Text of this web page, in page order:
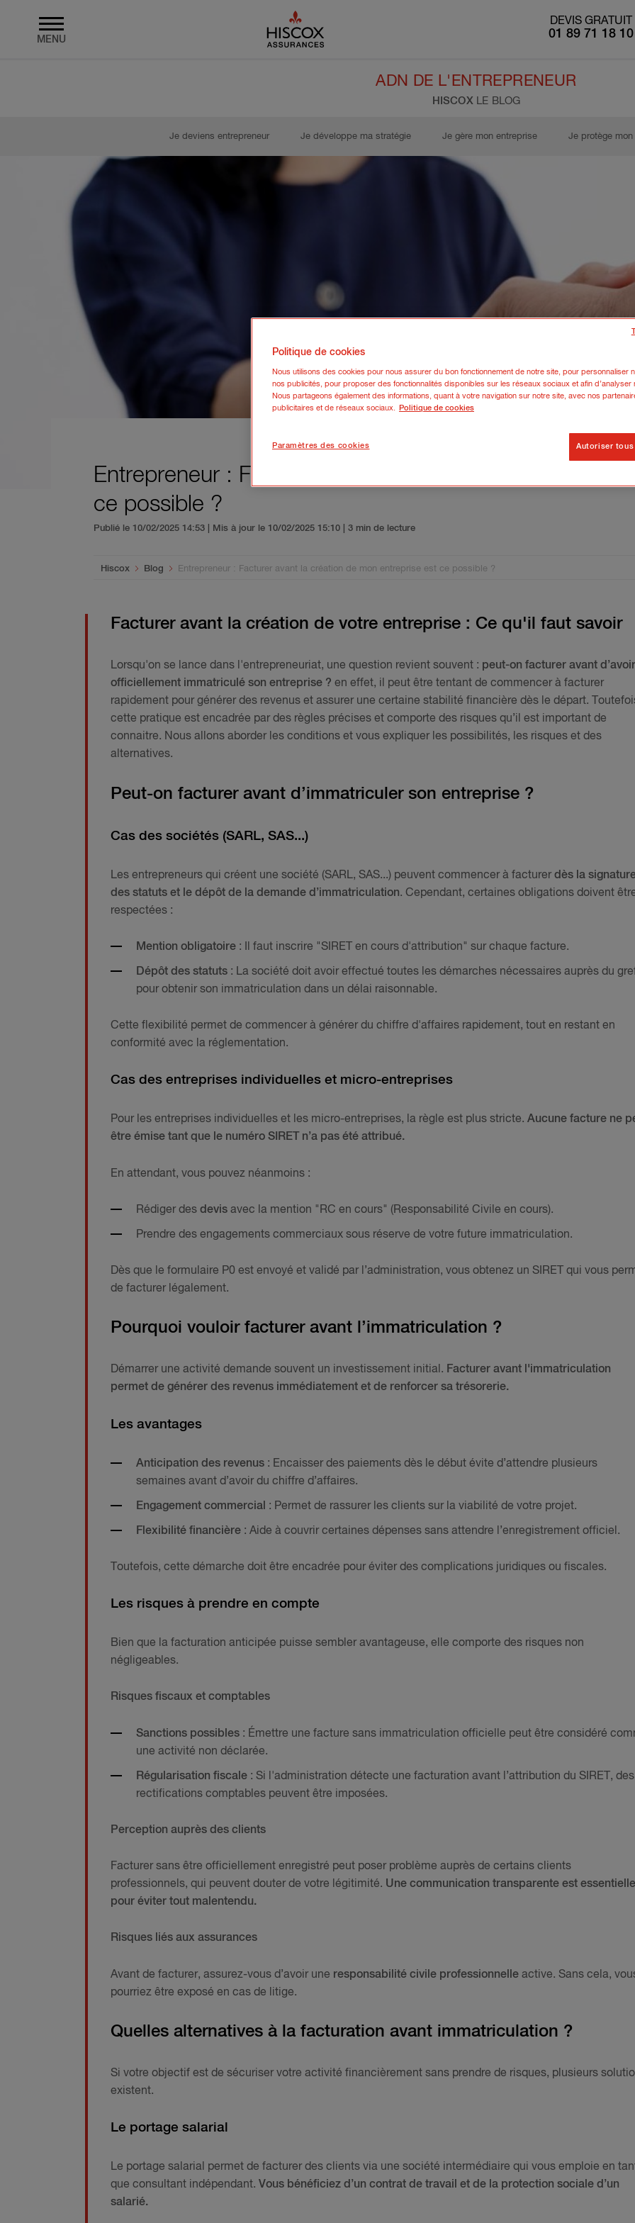
MENU
DEVIS GRATUIT
01 89 71 18 10
ADN DE L'ENTREPRENEUR
HISCOX LE BLOG
Je deviens entrepreneur Je développe ma stratégie Je gère mon entreprise Je protège
Entrepreneur : Facturer avant la création de mon
ce possible ?
Publié le 10/02/2025 14:53 | Mis à jour le 10/02/2025 15:10 | 3 min de lecture
You are here:
Hiscox Blog Entrepreneur : Facturer avant la création de mon entreprise est ce possible ?
Facturer avant la création de votre entreprise : Ce qu'il faut savoir
Lorsqu'on se lance dans l'entrepreneuriat, une question revient souvent : peut-on facturer avant d’avoir
officiellement immatriculé son entreprise ? en effet, il peut être tentant de commencer à facturer
rapidement pour générer des revenus et assurer une certaine stabilité financière dès le départ.
cette pratique est encadrée par des règles précises et comporte des risques qu’il est important de
connaitre. Nous allons aborder les conditions et vous expliquer les possibilités, les risques et des
alternatives.
Peut-on facturer avant d’immatriculer son entreprise ?
Cas des sociétés (SARL, SAS...)
Les entrepreneurs qui créent une société (SARL, SAS...) peuvent commencer à facturerdès la
des statuts et le dépôt de la demande d’immatriculation. Cependant, certaines obligations doivent
respectées :
Mention obligatoire : Il faut inscrire "SIRET en cours d'attribution" sur chaque facture.
Dépôt des statuts : La société doit avoir effectué toutes les démarches nécessaires auprès du
pour obtenir son immatriculation dans un délai raisonnable.
Cette flexibilité permet de commencer à générer du chiffre d'affaires rapidement, tout en restant en
conformité avec la réglementation.
Cas des entreprises individuelles et micro-entreprises
Pour les entreprises individuelles et les micro-entreprises, la règle est plus stricte. Aucune facture ne
être émise tant que le numéro SIRET n’a pas été attribué.
En attendant, vous pouvez néanmoins :
Rédiger des devis avec la mention "RC en cours" (Responsabilité Civile en cours).
Prendre des engagements commerciaux sous réserve de votre future immatriculation.
Dès que le formulaire P0 est envoyé et validé par l’administration, vous obtenez un SIRET qui vous
de facturer légalement.
Pourquoi vouloir facturer avant l’immatriculation ?
Démarrer une activité demande souvent un investissement initial. Facturer avant l'immatriculation
permet de générer des revenus immédiatement et de renforcer sa trésorerie.
Les avantages
Anticipation des revenus : Encaisser des paiements dès le début évite d’attendre plusieurs
semaines avant d’avoir du chiffre d’affaires.
Engagement commercial : Permet de rassurer les clients sur la viabilité de votre projet.
Flexibilité financière : Aide à couvrir certaines dépenses sans attendre l’enregistrement officiel.
Toutefois, cette démarche doit être encadrée pour éviter des complications juridiques ou fiscales.
Les risques à prendre en compte
Bien que la facturation anticipée puisse sembler avantageuse, elle comporte des risques non
négligeables.
Risques fiscaux et comptables
Sanctions possibles : Émettre une facture sans immatriculation officielle peut être considéré
une activité non déclarée.
Régularisation fiscale : Si l'administration détecte une facturation avant l’attribution du SIRET, des
rectifications comptables peuvent être imposées.
Perception auprès des clients
Facturer sans être officiellement enregistré peut poser problème auprès de certains clients
professionnels, qui peuvent douter de votre légitimité. Une communication transparente est essentielle
pour éviter tout malentendu.
Risques liés aux assurances
Avant de facturer, assurez-vous d’avoir une responsabilité civile professionnelle active. Sans cela,
pourriez être exposé en cas de litige.
Quelles alternatives à la facturation avant immatriculation ?
Si votre objectif est de sécuriser votre activité financièrement sans prendre de risques, plusieurs
existent.
Le portage salarial
Le portage salarial permet de facturer des clients via une société intermédiaire qui vous emploie en
que consultant indépendant. Vous bénéficiez d’un contrat de travail et de la protection sociale d’un
salarié.
Politique de cookies
Nous utilisons des cookies pour nous assurer du bon fonctionnement de notre site, pour personnaliser
nos publicités, pour proposer des fonctionnalités disponibles sur les réseaux sociaux et afin d’analyser
Nous partageons également des informations, quant à votre navigation sur notre site, avec nos
publicitaires et de réseaux sociaux. Politique de cookies
Paramètres des cookies Autoriser